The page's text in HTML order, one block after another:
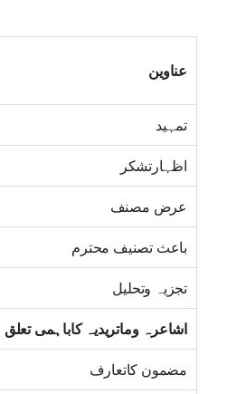
عناوین
تمہید
اظہارتشکر
عرض مصنف
باعث تصنیف محترم
تجزیہ وتحلیل
اشاعرہ وماتریدیہ کاباہمی تعلق
مضمون کاتعارف